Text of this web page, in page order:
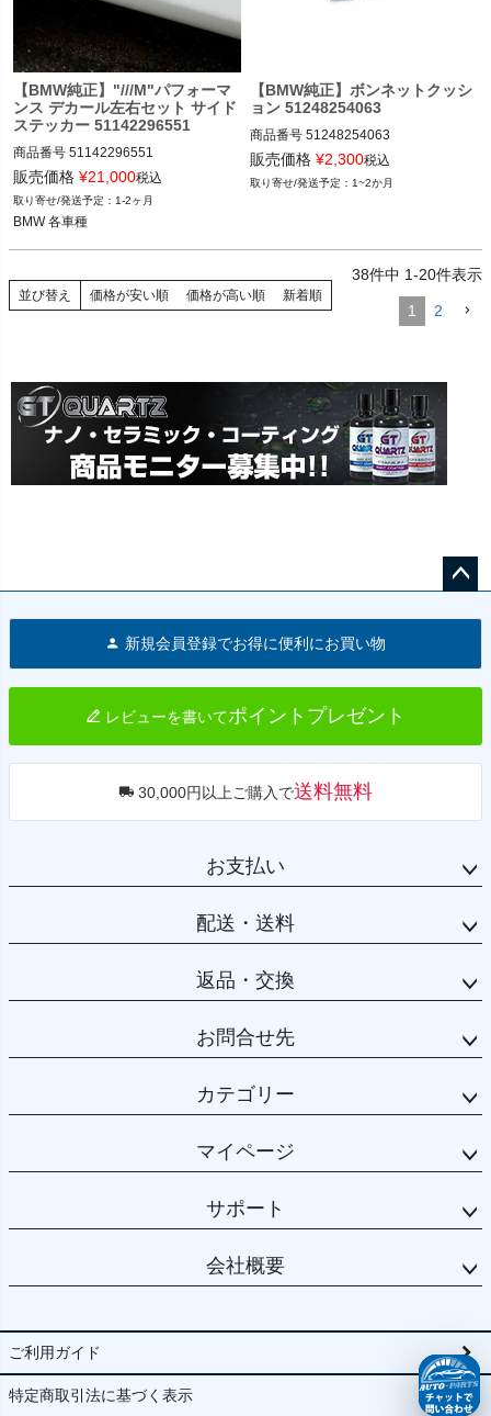
0i/540i xDrive/M550i xDrive(G30) 17-
6シリーズ：
8シリーズ：
840i/M850i xDrive(G14) 18-
M4(F82/F83) 14-20
M8(F91) 19-
Xシリーズ：
Zシリーズ：
Z4 sDrive20i/Z4 M40i(G29) 19-
【BMW純正】"///M"パフォーマ
ンス デカール左右セット サイド
ステッカー 51142296551
商品番号 51142296551
51142296551
BMW 各車種
販売価格 ¥21,000税込
1-2ヶ月
BMW 各車種
【BMW純正】ボンネットクッシ
ョン 51248254063
商品番号 51248254063
51248254063
販売価格 ¥2,300税込
1~2か月
並び替え 価格が安い順 価格が高い順 新着順
38件中 1-20件表示
1 2
へ
新規会員登録でお得に便利にお買い物
レビューを書いてポイントプレゼント
30,000円以上ご購入で送料無料
お支払い
配送・送料
返品・交換
お問合せ先
カテゴリー
マイページ
サポート
会社概要
ご利用ガイド
特定商取引法に基づく表示